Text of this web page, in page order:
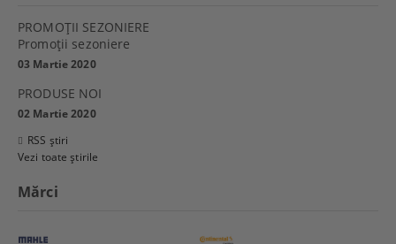
PROMOŢII SEZONIERE
Promoţii sezoniere
03 Martie 2020
PRODUSE NOI
02 Martie 2020
RSS știri
Vezi toate știrile
Mărci